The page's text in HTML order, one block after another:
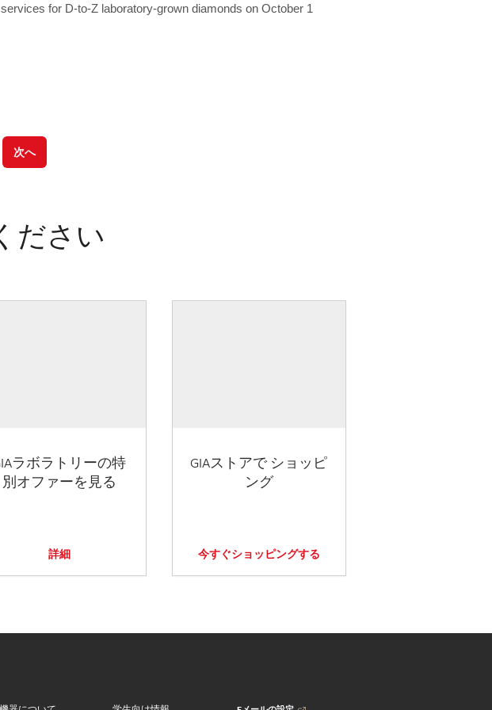
for D-to-Z laboratory-grown diamonds on October 1
次へ
ださい
ラボラトリーの特
別オファーを見る
詳細
GIAストアで ショッピ
ング
今すぐショッピングする